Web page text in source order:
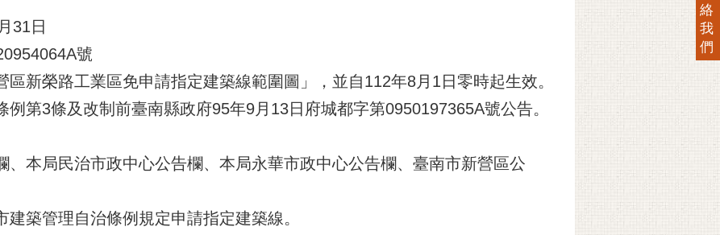
31日
號
新榮路工業區免申請指定建築線範圍圖」，並自112年8月1日零時起生效。
第3條及改制前臺南縣政府95年9月13日府城都字第0950197365A號公告。
、本局民治市政中心公告欄、本局永華市政中心公告欄、臺南市新營區公
築管理自治條例規定申請指定建築線。
絡
我
們